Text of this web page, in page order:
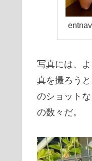
写真には、
真を撮ろう
のショット
の数々だ。